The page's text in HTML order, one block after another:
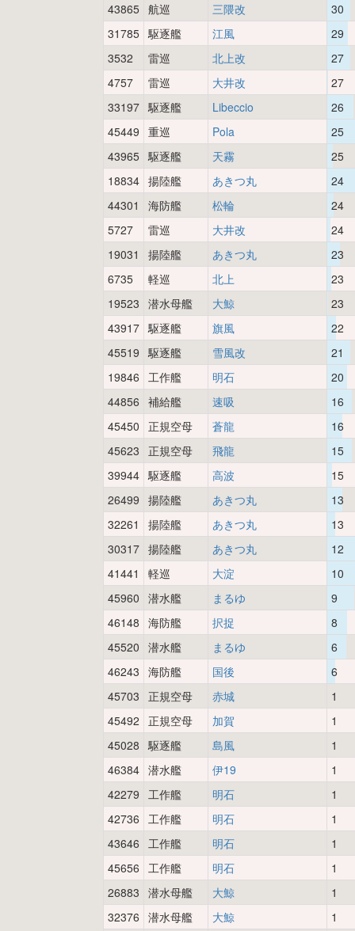
43865 航巡 三隈改
30
31785 駆逐艦 江風
29
3532
雷巡 北上改
27
4757
雷巡 大井改
27
33197 駆逐艦 Libeccio
26
45449 重巡 Pola
25
43965 駆逐艦 天霧
25
18834 揚陸艦 あきつ丸
24
44301
海防艦 松輪
24
5727
雷巡 大井改
24
19031
揚陸艦 あきつ丸
23
6735
軽巡 北上
23
19523 潜水母艦 大鯨
23
43917 駆逐艦 旗風
22
45519 駆逐艦 雪風改
21
19846 工作艦 明石
20
44856 補給艦 速吸
16
45450 正規空母 蒼龍
16
45623
正規空母 飛龍
15
39944 駆逐艦 高波
15
26499 揚陸艦 あきつ丸
13
32261
揚陸艦 あきつ丸
13
30317 揚陸艦 あきつ丸
12
41441
軽巡 大淀
10
45960 潜水艦 まるゆ
9
46148 海防艦 択捉
8
45520 潜水艦 まるゆ
6
46243 海防艦 国後
6
45703
正規空母 赤城
1
45492 正規空母 加賀
1
45028 駆逐艦 島風
1
46384 潜水艦 伊19
1
42279 工作艦 明石
1
42736 工作艦 明石
1
43646 工作艦 明石
1
45656 工作艦 明石
1
26883 潜水母艦 大鯨
1
32376 潜水母艦 大鯨 1